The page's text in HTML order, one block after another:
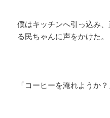
僕はキッチンへ引っ込み
る民ちゃんに声をかけた。
「コーヒーを淹れようか？